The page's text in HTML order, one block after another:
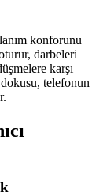
konforunu
darbeleri
karşı
telefonun